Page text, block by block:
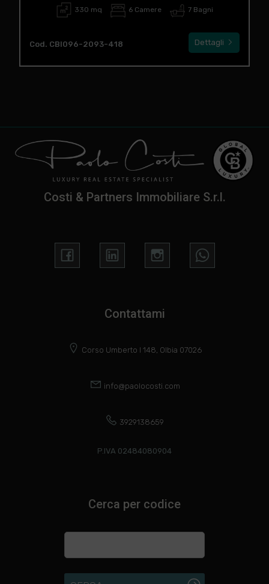
330 mq 6 Camere 7 Bagni
Cod. CBI096-2093-418 Dettagli
Costi & Partners Immobiliare S.r.l.
Contattami
Corso Umberto I 148, Olbia 07026
info@paolocosti.com
3929138659
P.IVA 02484080904
Cerca per codice